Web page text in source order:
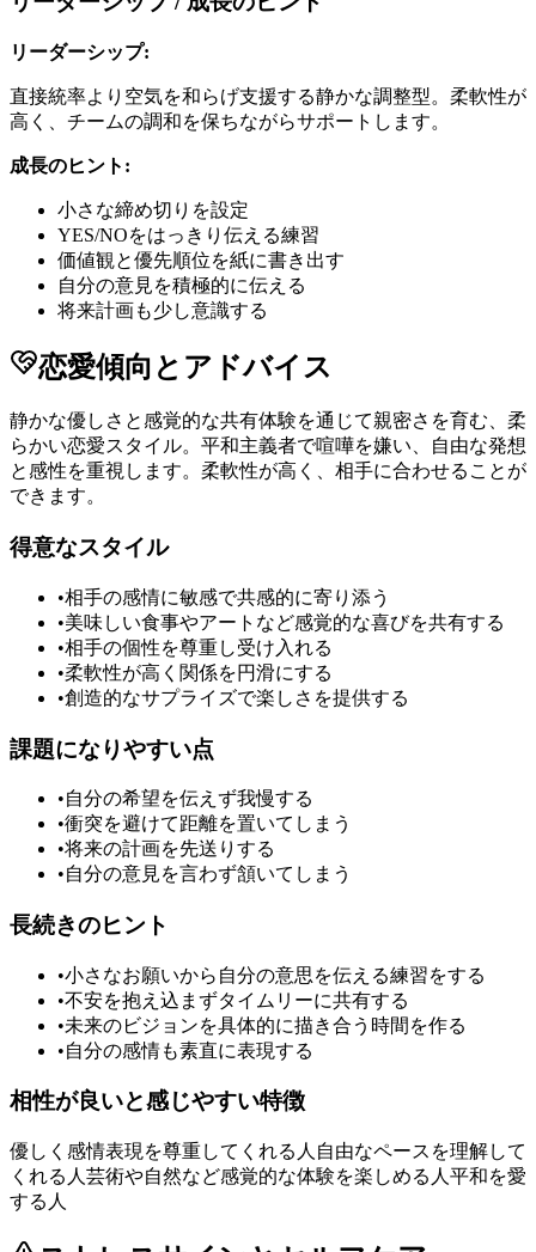
リーダーシップ:
直接統率より空気を和らげ支援する静かな調整型。柔軟性が
高く、チームの調和を保ちながらサポートします。
成長のヒント:
小さな締め切りを設定
YES/NOをはっきり伝える練習
価値観と優先順位を紙に書き出す
自分の意見を積極的に伝える
将来計画も少し意識する
恋愛傾向とアドバイス
静かな優しさと感覚的な共有体験を通じて親密さを育む、柔
らかい恋愛スタイル。平和主義者で喧嘩を嫌い、自由な発想
と感性を重視します。柔軟性が高く、相手に合わせることが
できます。
得意なスタイル
•相手の感情に敏感で共感的に寄り添う
•美味しい食事やアートなど感覚的な喜びを共有する
•相手の個性を尊重し受け入れる
•柔軟性が高く関係を円滑にする
•創造的なサプライズで楽しさを提供する
課題になりやすい点
•自分の希望を伝えず我慢する
•衝突を避けて距離を置いてしまう
•将来の計画を先送りする
•自分の意見を言わず頷いてしまう
長続きのヒント
•小さなお願いから自分の意思を伝える練習をする
•不安を抱え込まずタイムリーに共有する
•未来のビジョンを具体的に描き合う時間を作る
•自分の感情も素直に表現する
相性が良いと感じやすい特徴
優しく感情表現を尊重してくれる人 自由なペースを理解して
くれる人 芸術や自然など感覚的な体験を楽しめる人 平和を愛
する人